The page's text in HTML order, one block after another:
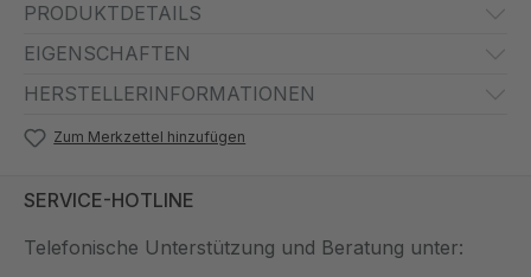
PRODUKTDETAILS
EIGENSCHAFTEN
HERSTELLERINFORMATIONEN
Zum Merkzettel hinzufügen
SERVICE-HOTLINE
Telefonische Unterstützung und Beratung unter: